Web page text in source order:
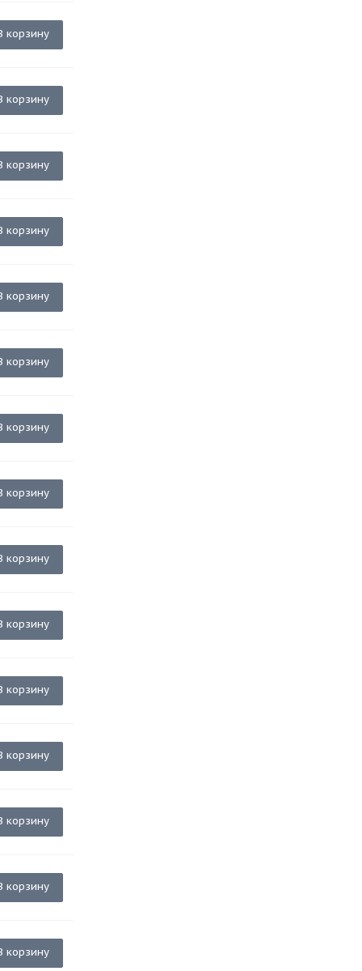
корзину
корзину
корзину
корзину
корзину
корзину
корзину
корзину
корзину
корзину
корзину
корзину
корзину
корзину
корзину